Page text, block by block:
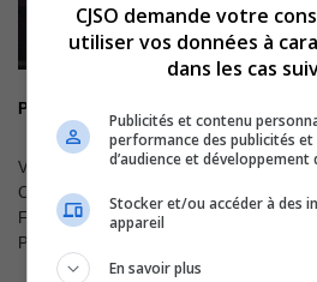
Pont Neuf Vin De Pays Du Gard 2013
Vin rouge, 750 ml
Code SAQ : 00896233 Code CUP :
FRANCE
Pays d’Oc
CJSO demande votre
utiliser vos données à
dans les cas
Publicités et contenu
performance des publicités
d’audience et développement
Stocker et/ou accéder à des
appareil
En savoir plus